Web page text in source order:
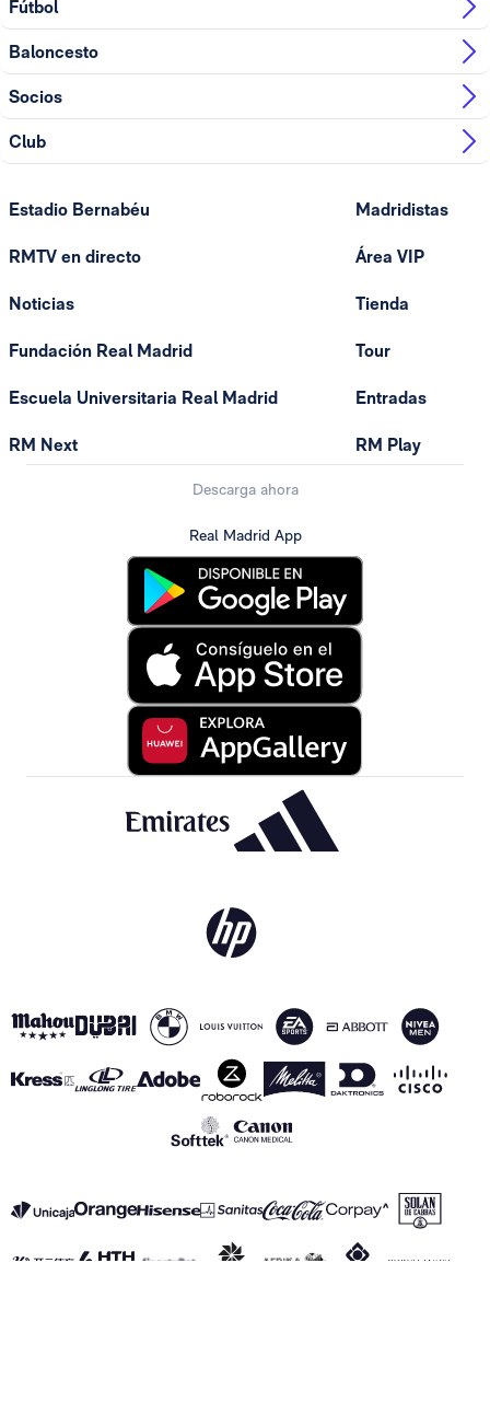
Fútbol
Baloncesto
Socios
Club
Estadio Bernabéu
RMTV en directo
Noticias
Fundación Real Madrid
Escuela Universitaria Real Madrid
RM Next
Madridistas
Área VIP
Tienda
Tour
Entradas
RM Play
Descarga ahora
Real Madrid App